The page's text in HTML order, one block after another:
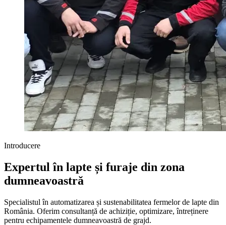
Introducere
Expertul în lapte și furaje din zona
dumneavoastră
Specialistul în automatizarea și sustenabilitatea fermelor de lapte din
România. Oferim consultanță de achiziție, optimizare, întreținere
pentru echipamentele dumneavoastră de grajd.